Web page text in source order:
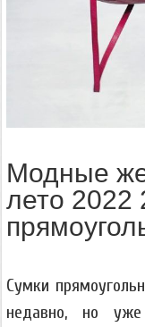
Модные
лето 2022
Сумки
недавно, но